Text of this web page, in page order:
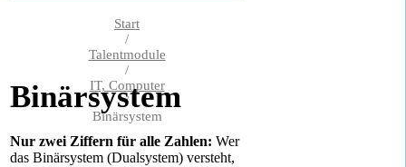
Start
/
Talentmodule
/
IT, Computer
/
Binärsystem
Binärsystem
Nur zwei Ziffern für alle Zahlen: Wer
das Binärsystem (Dualsystem) versteht,